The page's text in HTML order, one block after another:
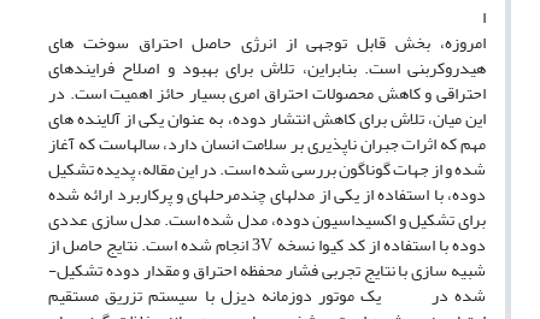
ا
امروزه، بخش قابل توجهی از انرژی حاصل احتراق سوخت­ های
هیدروکربنی است. بنابراین، تلاش برای بهبود و اصلاح فرایندهای
احتراقی و کاهش محصولات احتراق امری بسیار حائز اهمیت است. در
این میان، تلاش برای کاهش انتشار دوده، به­ عنوان یکی از آلاینده­ های
مهم که اثرات جبران­ ناپذیری بر سلامت انسان دارد، سال­هاست که آغاز
شده و از جهات گوناگون بررسی شده است. در این مقاله، پدیده تشکیل
دوده، با استفاده از یکی از مدل­های چندمرحله­ای و پرکاربرد ارائه ­شده
برای تشکیل و اکسیداسیون دوده، مدل شده است. مدل­ سازی عددی
دوده با استفاده از کد کیوا نسخه 3V انجام شده است. نتایج حاصل از
شبیه ­سازی با نتایج تجربی فشار محفظه احتراق و مقدار دوده تشکیل­
شده در یک موتور دوزمانه دیزل با سیستم تزریق مستقیم